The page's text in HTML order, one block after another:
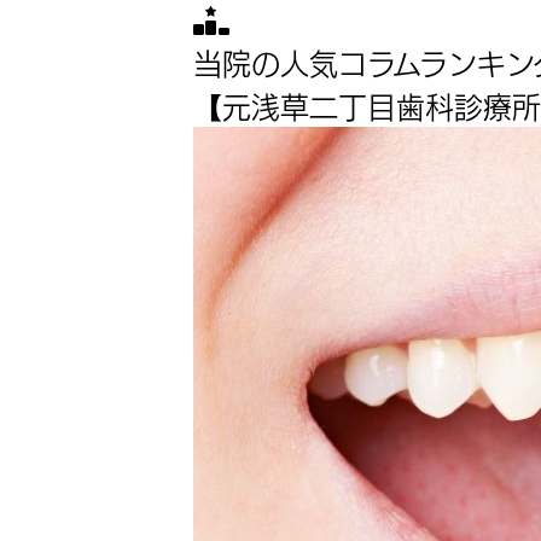
当院の人気コラムランキ
【元浅草二丁目歯科診療